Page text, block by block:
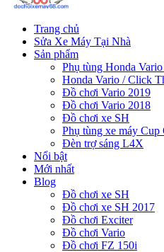
Trang chủ
Sửa Xe Máy Tại Nhà
Sản phẩm
Phụ tùng Honda
Honda Vario / Click
Đồ chơi Vario 2019
Đồ chơi Vario 2018
Đồ chơi xe SH
Phụ tùng xe máy Cup
Đèn trợ sáng L4X
Nổi bật
Mới nhất
Blog
Đồ chơi xe SH
Đồ chơi xe SH 2017
Đồ chơi Exciter
Đồ chơi Vario
Đồ chơi FZ 150i